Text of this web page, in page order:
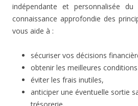
indépendante et personnalisée
connaissance approfondie des
vous aide à :
sécuriser vos décisions
obtenir les meilleures
éviter les frais inutiles,
anticiper une éventuelle sortie